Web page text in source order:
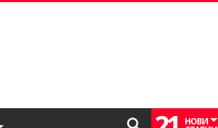
НОВИ